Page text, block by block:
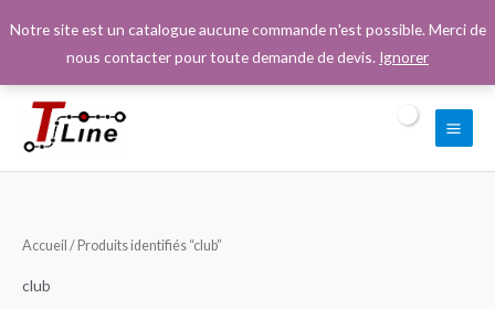
Notre site est un catalogue aucune commande n'est possible. Merci de
nous contacter pour toute demande de devis. Ignorer
au
Accueil / Produits identifiés “club”
club